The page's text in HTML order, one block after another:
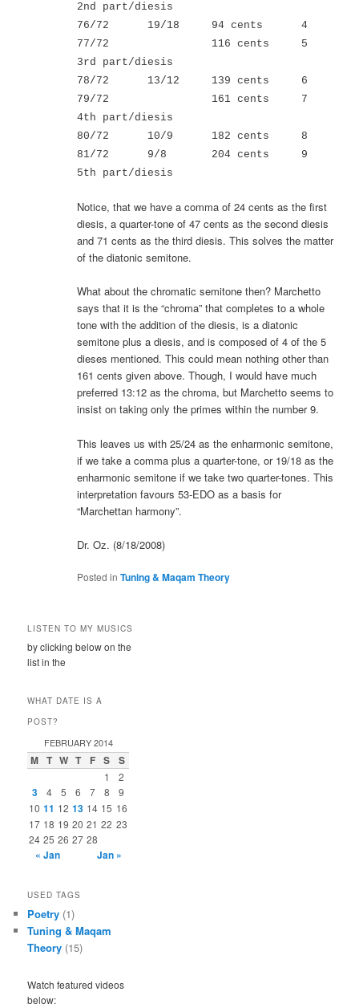
2nd part/diesis
76/72 19/18 94 cents 4
77/72 116 cents 5
3rd part/diesis
78/72 13/12 139 cents 6
79/72 161 cents 7
4th part/diesis
80/72 10/9 182 cents 8
81/72 9/8 204 cents 9
5th part/diesis
Notice, that we have a comma of 24 cents as the first
diesis, a quarter-tone of 47 cents as the second diesis
and 71 cents as the third diesis. This solves the matter
of the diatonic semitone.
What about the chromatic semitone then? Marchetto
says that it is the “chroma” that completes to a whole
tone with the addition of the diesis, is a diatonic
semitone plus a diesis, and is composed of 4 of the 5
dieses mentioned. This could mean nothing other than
161 cents given above. Though, I would have much
preferred 13:12 as the chroma, but Marchetto seems to
insist on taking only the primes within the number 9.
This leaves us with 25/24 as the enharmonic semitone,
if we take a comma plus a quarter-tone, or 19/18 as the
enharmonic semitone if we take two quarter-tones. This
interpretation favours 53-EDO as a basis for
“Marchettan harmony”.
Dr. Oz. (8/18/2008)
Posted in Tuning & Maqam Theory
LISTEN TO MY MUSICS
by clicking below on the
list in the
WHAT DATE IS A
POST?
FEBRUARY 2014
M T W T F S S
1 2
3 4 5 6 7 8
9
10 11 12 13 14 15 16
17 18 19 20 21 22 23
24 25 26 27 28
« Jan Jan »
USED TAGS
Poetry (1)
Tuning & Maqam
Theory (15)
Watch featured videos
below: